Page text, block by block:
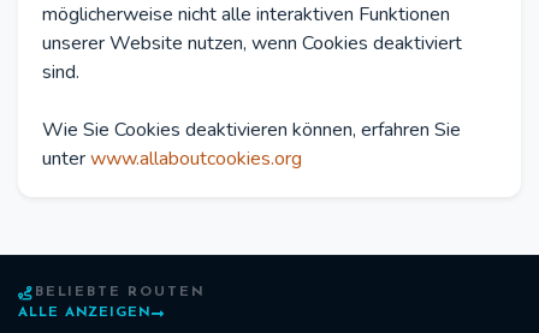
möglicherweise nicht alle interaktiven Funktionen
unserer Website nutzen, wenn Cookies deaktiviert
sind.
Wie Sie Cookies deaktivieren können, erfahren Sie
unterwww.allaboutcookies.org
BELIEBTE ROUTEN
ALLE ANZEIGEN